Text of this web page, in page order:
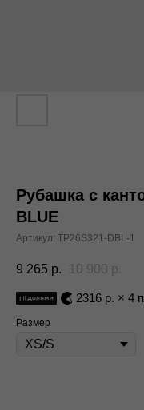
Рубашка с
BLUE
Артикул: TP26S321-DBL-1
9 265 р. 10 900 р.
2316 р. × 4
Размер